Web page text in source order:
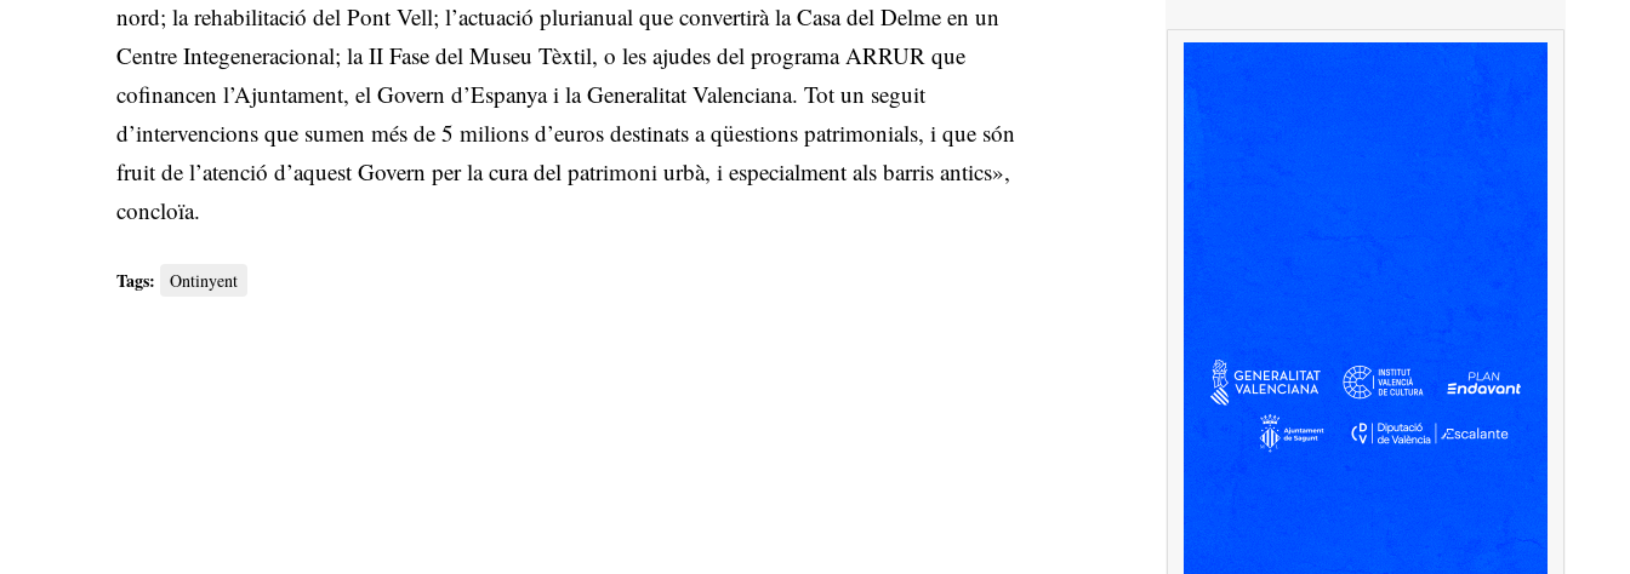
nord; la rehabilitació del Pont Vell; l’actuació plurianual que convertirà la Casa del Delme en un
Centre Integeneracional; la II Fase del Museu Tèxtil, o les ajudes del programa ARRUR que
cofinancen l’Ajuntament, el Govern d’Espanya i la Generalitat Valenciana. Tot un seguit
d’intervencions que sumen més de 5 milions d’euros destinats a qüestions patrimonials, i que són
fruit de l’atenció d’aquest Govern per la cura del patrimoni urbà, i especialment als barris antics»,
concloïa.
Tags: Ontinyent